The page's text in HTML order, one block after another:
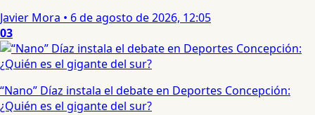
Javier Mora • 6 de agosto de 2026, 12:05
03
“Nano” Díaz instala el debate en Deportes Concepción:
¿Quién es el gigante del sur?